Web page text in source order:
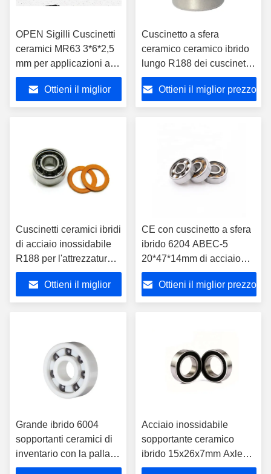
OPEN Sigilli Cuscinetti
ceramici MR63 3*6*2,5
mm per applicazioni a
fila singola
Ottieni il miglior
Cuscinetto a sfera
ceramico ceramico ibrido
lungo R188 dei cuscinetti
10 di rotazione R188
Ottieni il miglior prezzo
Cuscinetti ceramici ibridi
di acciaio inossidabile
R188 per l'attrezzatura
per la pesca
Ottieni il miglior
CE con cuscinetto a sfera
ibrido 6204 ABEC-5
20*47*14mm di acciaio
inossidabile
Ottieni il miglior prezzo
Grande ibrido 6004
sopportanti ceramici di
inventario con la palla
ceramica SI3N4
Acciaio inossidabile
sopportante ceramico
ibrido 15x26x7mm Axle
Bicycle Ball Bearing di